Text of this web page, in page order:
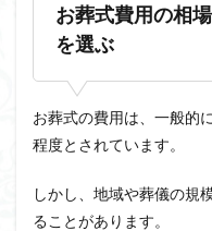
お葬式費用の相
を選ぶ
お葬式の費用は、一般的
程度とされています。
しかし、地域や葬儀の規
ることがあります。